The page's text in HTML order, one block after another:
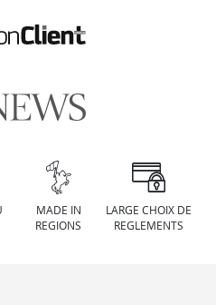
MADE IN
REGIONS
LARGE CHOIX DE
REGLEMENTS